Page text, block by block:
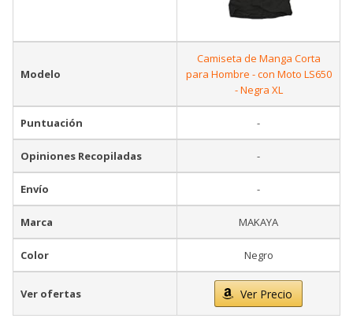
Modelo
Camiseta de Manga Corta
para Hombre - con Moto LS650
- Negra XL
Puntuación -
Opiniones Recopiladas -
Envío -
Marca MAKAYA
Color Negro
Ver ofertas Ver Precio